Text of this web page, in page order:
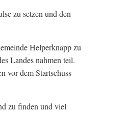
zu setzen und den
Helperknapp zu
Landes nahmen teil.
vor dem Startschuss
zu finden und viel